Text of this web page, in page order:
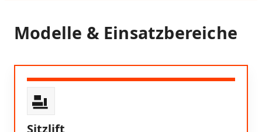
Modelle & Einsatzbereiche
Sitzlift